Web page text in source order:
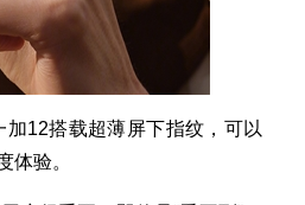
12搭载超薄屏下指纹，可以
体验。